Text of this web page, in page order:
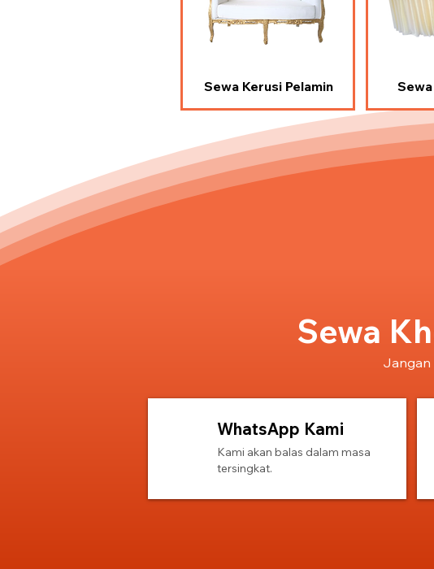
Sewa Kerusi Pelamin
Sewa
Jangan
WhatsApp Kami
Kami akan balas dalam masa
tersingkat.